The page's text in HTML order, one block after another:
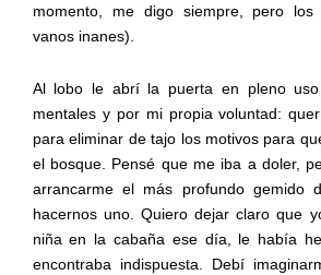
momento, me digo siempre, pero los
vanos inanes).
Al lobo le abrí la puerta en pleno
mentales y por mi propia voluntad:
para eliminar de tajo los motivos para
el bosque. Pensé que me iba a doler,
arrancarme el más profundo gemido
hacernos uno. Quiero dejar claro que
niña en la cabaña ese día, le había
encontraba indispuesta. Debí